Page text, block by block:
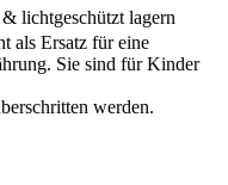
lichtgeschützt lagern
als Ersatz für eine
Sie sind für Kinder
werden.